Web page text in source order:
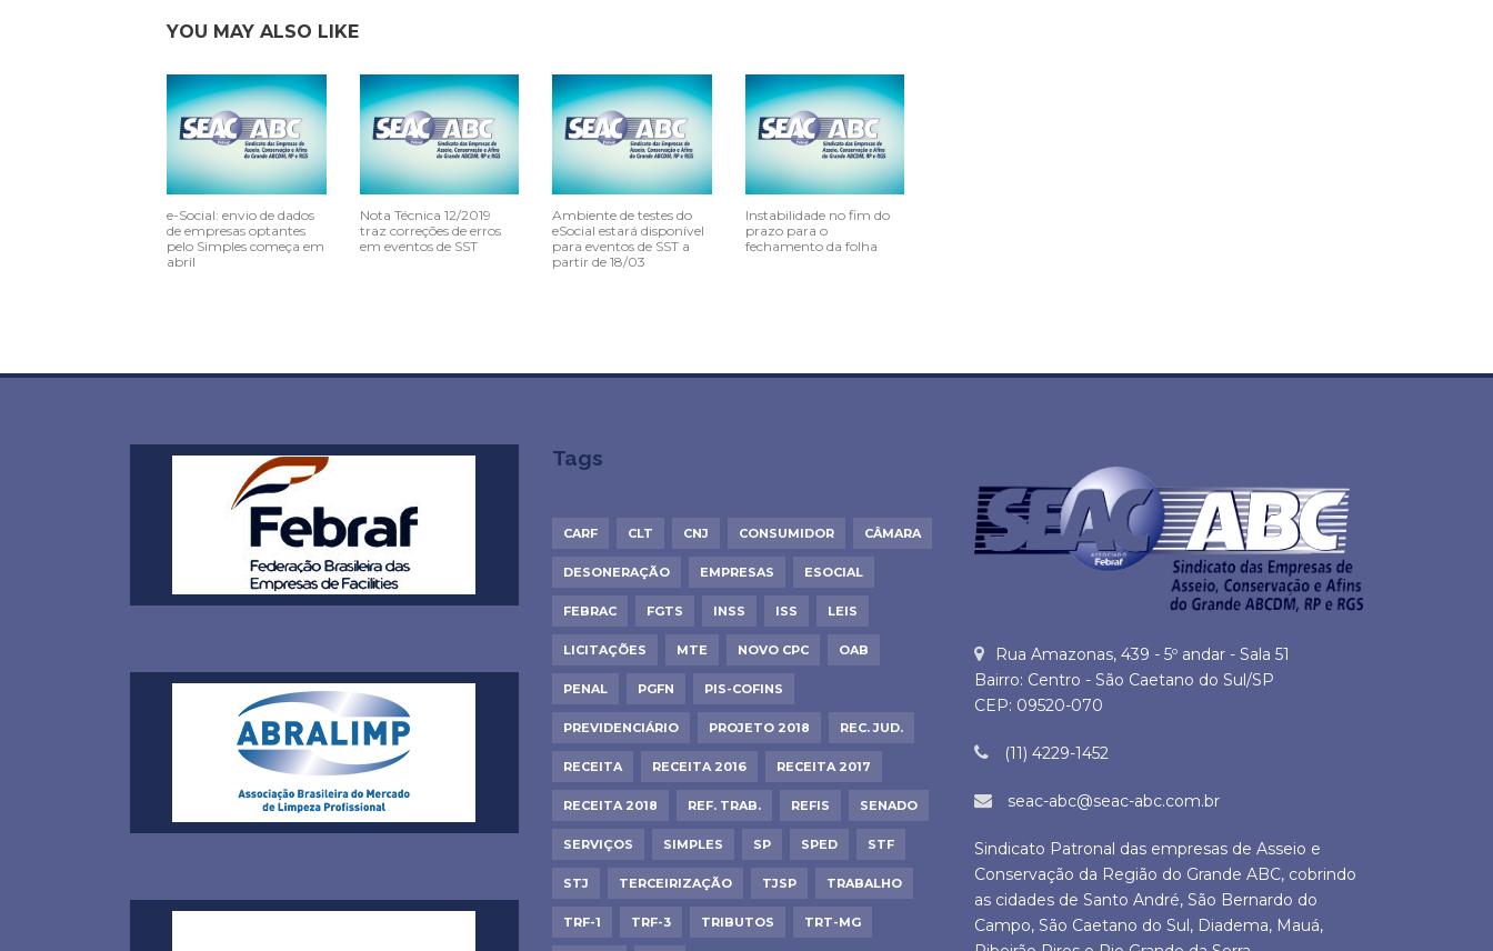
YOU MAY ALSO LIKE
e-Social: envio de dados
de empresas optantes
pelo Simples começa em
abril
Nota Técnica 12/2019
traz correções de erros
em eventos de SST
Ambiente de testes do
eSocial estará disponível
para eventos de SST a
partir de 18/03
Instabilidade no fim do
prazo para o
fechamento da folha
Tags
CARF CLT CNJ CONSUMIDOR CÂMARA
DESONERAÇÃO EMPRESAS ESOCIAL
FEBRAC FGTS INSS ISS LEIS
LICITAÇÕES MTE NOVO CPC OAB
PENAL PGFN PIS-COFINS
PREVIDENCIÁRIO PROJETO 2018 REC. JUD.
RECEITA RECEITA 2016 RECEITA 2017
RECEITA 2018 REF. TRAB. REFIS SENADO
SERVIÇOS SIMPLES SP SPED STF
STJ TERCEIRIZAÇÃO TJSP TRABALHO
TRF-1 TRF-3 TRIBUTOS TRT-MG
Rua Amazonas, 439 - 5º andar - Sala 51
Bairro: Centro - São Caetano do Sul/SP
CEP: 09520-070
(11) 4229-1452
seac-abc@seac-abc.com.br
Sindicato Patronal das empresas de Asseio e
Conservação da Região do Grande ABC, cobrindo
as cidades de Santo André, São Bernardo do
Campo, São Caetano do Sul, Diadema, Mauá,